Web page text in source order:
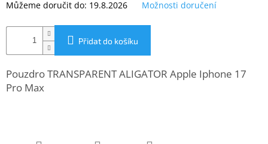
www.inpraise.cz
Gaming
a
tablety
Můžeme doručit do: 19.8.2026 Možnosti doručení
Přidat do košíku
Pouzdro TRANSPARENT ALIGATOR Apple Iphone 17
Pro Max